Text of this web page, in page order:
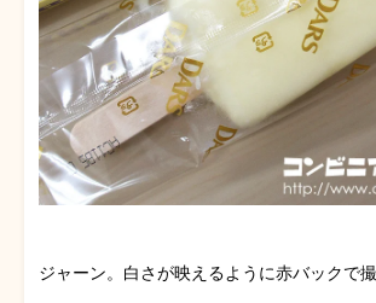
ジャーン。白さが映えるように赤バックで撮